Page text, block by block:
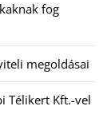
fog
megoldásai
Télikert Kft.-vel